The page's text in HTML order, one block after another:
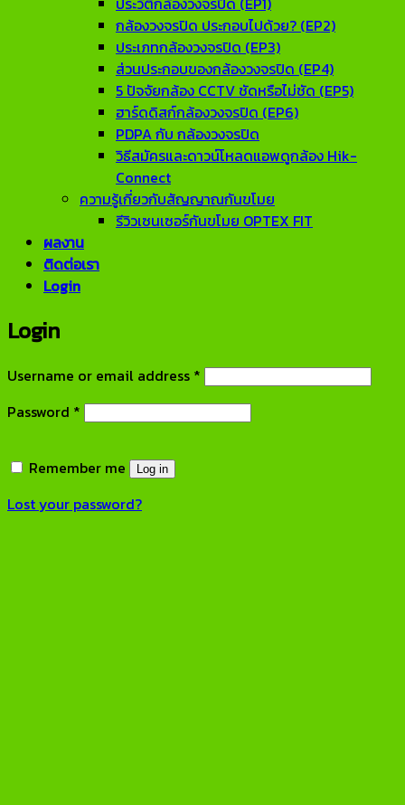
กล้องวงจรปิด ประกอบไปด้วย? (EP2)
ประเภทกล้องวงจรปิด (EP3)
ส่วนประกอบของกล้องวงจรปิด (EP4)
5 ปัจจัยกล้อง CCTV ชัดหรือไม่ชัด (EP5)
ฮาร์ดดิสก์กล้องวงจรปิด (EP6)
PDPA กับ กล้องวงจรปิด
วิธีสมัครและดาวน์โหลดแอพดูกล้อง Hik-
Connect
ความรู้เกี่ยวกับสัญญาณกันขโมย
รีวิวเซนเซอร์กันขโมย OPTEX FIT
ผลงาน
ติดต่อเรา
Login
Login
Username or email address * Required
Password * Required
Remember me Log in
Lost your password?